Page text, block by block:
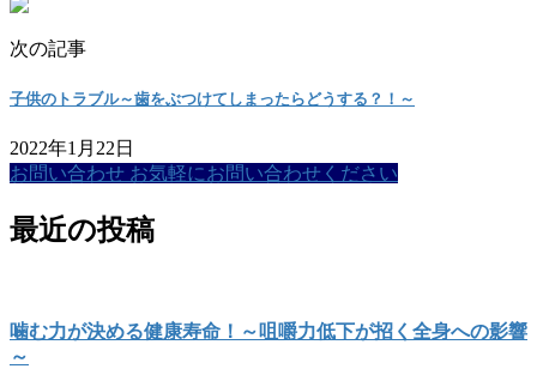
次の記事
子供のトラブル～歯をぶつけてしまったらどうする？！～
2022年1月22日
お問い合わせ お気軽にお問い合わせください
最近の投稿
噛む力が決める健康寿命！～咀嚼力低下が招く全身への影響
～